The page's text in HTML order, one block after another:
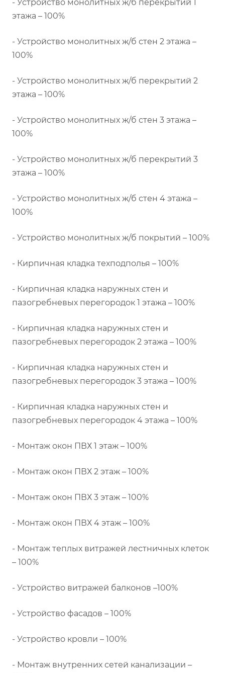
- Устройство монолитных ж/б перекрытий 1
этажа – 100%
- Устройство монолитных ж/б стен 2 этажа –
100%
- Устройство монолитных ж/б перекрытий 2
этажа – 100%
- Устройство монолитных ж/б стен 3 этажа –
100%
- Устройство монолитных ж/б перекрытий 3
этажа – 100%
- Устройство монолитных ж/б стен 4 этажа –
100%
- Устройство монолитных ж/б покрытий – 100%
- Кирпичная кладка техподполья – 100%
- Кирпичная кладка наружных стен и
пазогребневых перегородок 1 этажа – 100%
- Кирпичная кладка наружных стен и
пазогребневых перегородок 2 этажа – 100%
- Кирпичная кладка наружных стен и
пазогребневых перегородок 3 этажа – 100%
- Кирпичная кладка наружных стен и
пазогребневых перегородок 4 этажа – 100%
- Монтаж окон ПВХ 1 этаж – 100%
- Монтаж окон ПВХ 2 этаж – 100%
- Монтаж окон ПВХ 3 этаж – 100%
- Монтаж окон ПВХ 4 этаж – 100%
- Монтаж теплых витражей лестничных клеток
– 100%
- Устройство витражей балконов –100%
- Устройство фасадов – 100%
- Устройство кровли – 100%
- Монтаж внутренних сетей канализации –